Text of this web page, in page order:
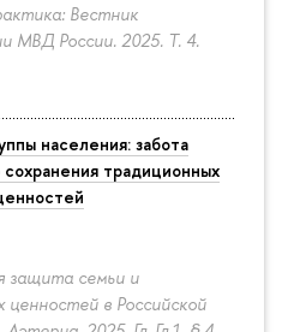
Вестник
МВД России. 2025. Т. 4.
населения: забота
традиционных
защита семьи и
в Российской